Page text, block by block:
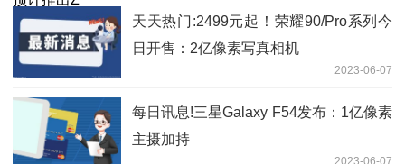
天天热门:2499元起！荣耀90/Pro系列今
日开售：2亿像素写真相机
2023-06-07
每日讯息!三星Galaxy F54发布：1亿像素
主摄加持
2023-06-07